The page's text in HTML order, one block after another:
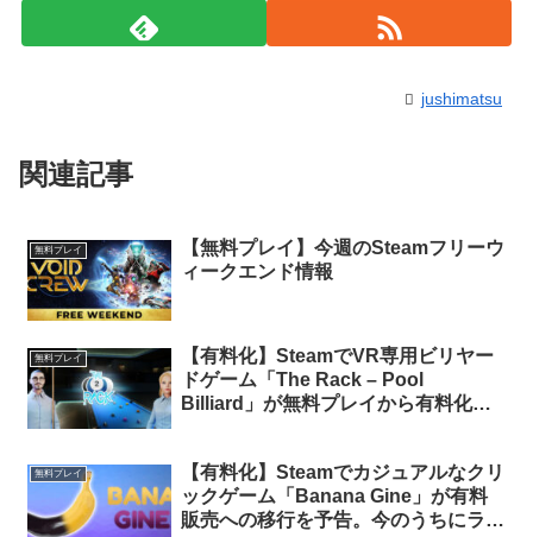
jushimatsu
関連記事
無料プレイ
【無料プレイ】今週のSteamフリーウ
ィークエンド情報
無料プレイ
【有料化】SteamでVR専用ビリヤー
ドゲーム「The Rack – Pool
Billiard」が無料プレイから有料化へ
無料プレイ
【有料化】Steamでカジュアルなクリ
ックゲーム「Banana Gine」が有料
販売への移行を予告。今のうちにライ